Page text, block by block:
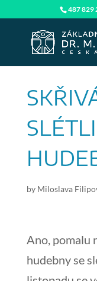
487 829
by Miloslava
Ano, pomalu
hudebny se